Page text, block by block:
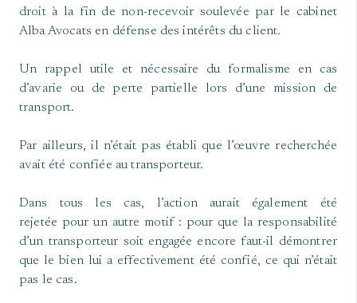
droit à la fin de non-recevoir soulevée par le cabinet
Alba Avocats en défense des intérêts du client.
Un rappel utile et nécessaire du formalisme en cas
d’avarie ou de perte partielle lors d’une mission de
transport.
Par ailleurs, il n’était pas établi que l’œuvre recherchée
avait été confiée au transporteur.
Dans tous les cas, l’action aurait également été
rejetée pour un autre motif : pour que la responsabilité
d’un transporteur soit engagée encore faut-il démontrer
que le bien lui a effectivement été confié, ce qui n’était
pas le cas.